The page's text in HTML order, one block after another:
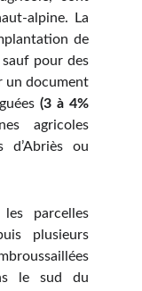
alpine. La
de
sauf pour des
un document
(3 à 4%
agricoles
d’Abriès ou
parcelles
plusieurs
le sud du